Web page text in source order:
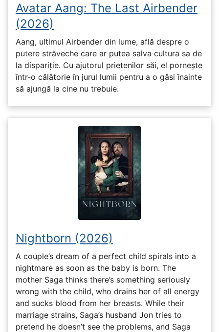
Avatar Aang: The Last Airbender
(2026)
Aang, ultimul Airbender din lume, află despre o
putere străveche care ar putea salva cultura sa de
la dispariție. Cu ajutorul prietenilor săi, el pornește
într-o călătorie în jurul lumii pentru a o găsi înainte
să ajungă la cine nu trebuie.
Nightborn (2026)
A couple’s dream of a perfect child spirals into a
nightmare as soon as the baby is born. The
mother Saga thinks there’s something seriously
wrong with the child, who drains her of all energy
and sucks blood from her breasts. While their
marriage strains, Saga’s husband Jon tries to
pretend he doesn’t see the problems, and Saga